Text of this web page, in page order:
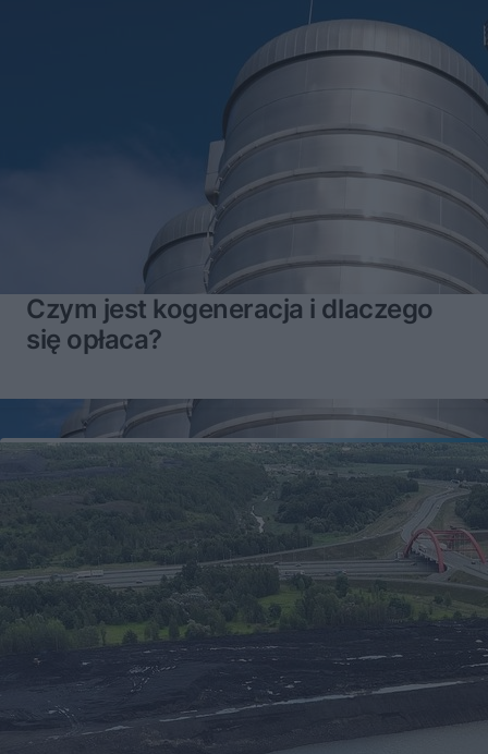
Czym jest kogeneracja i dlaczego
się opłaca?